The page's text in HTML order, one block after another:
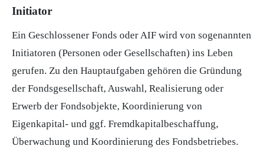
Initiator
Ein Geschlossener Fonds oderAIF wird von sogenannten
Initiatoren (Personen oder Gesellschaften) ins Leben
gerufen. Zu den Hauptaufgaben gehören die Gründung
der Fondsgesellschaft, Auswahl, Realisierung oder
Erwerb der Fondsobjekte, Koordinierung von
Eigenkapital- und ggf. Fremdkapitalbeschaffung,
Überwachung und Koordinierung des Fondsbetriebes.